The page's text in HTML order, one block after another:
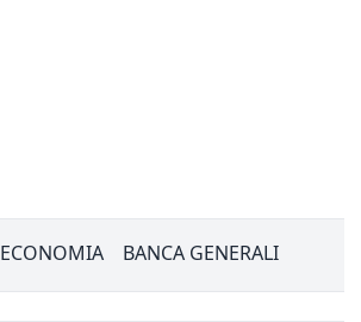
ECONOMIA BANCA GENERALI